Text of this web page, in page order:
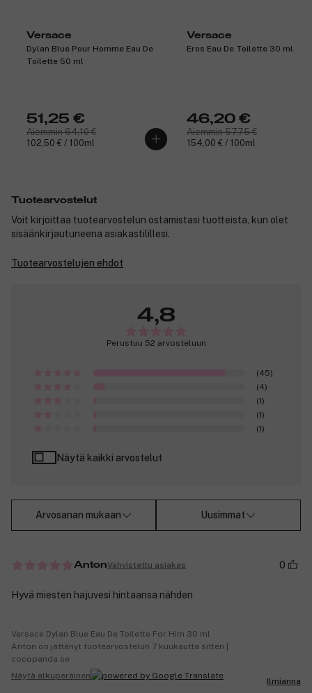
Versace
Dylan Blue Pour Homme Eau De
Toilette 50 ml
51,25 €
Aiemmin 64,10 €
102,50 € / 100ml
Versace
Eros Eau De Toilette 30 ml
46,20 €
Aiemmin 57,75 €
154,00 € / 100ml
Tuotearvostelut
Voit kirjoittaa tuotearvostelun ostamistasi tuotteista, kun olet
sisäänkirjautuneena asiakastilillesi.
Tuotearvostelujen ehdot
4,8
Perustuu 52 arvosteluun
(45)
(4)
(1)
(1)
(1)
Näytä kaikki arvostelut
Arvosanan mukaan Uusimmat
AntonVahvistettu asiakas 0
Hyvä miesten hajuvesi hintaansa nähden
Versace Dylan Blue Eau De Toilette For Him 30 ml
Anton on jättänyt tuotearvostelun 7 kuukautta sitten |
cocopanda.se
Näytä alkuperäinen
Ilmianna